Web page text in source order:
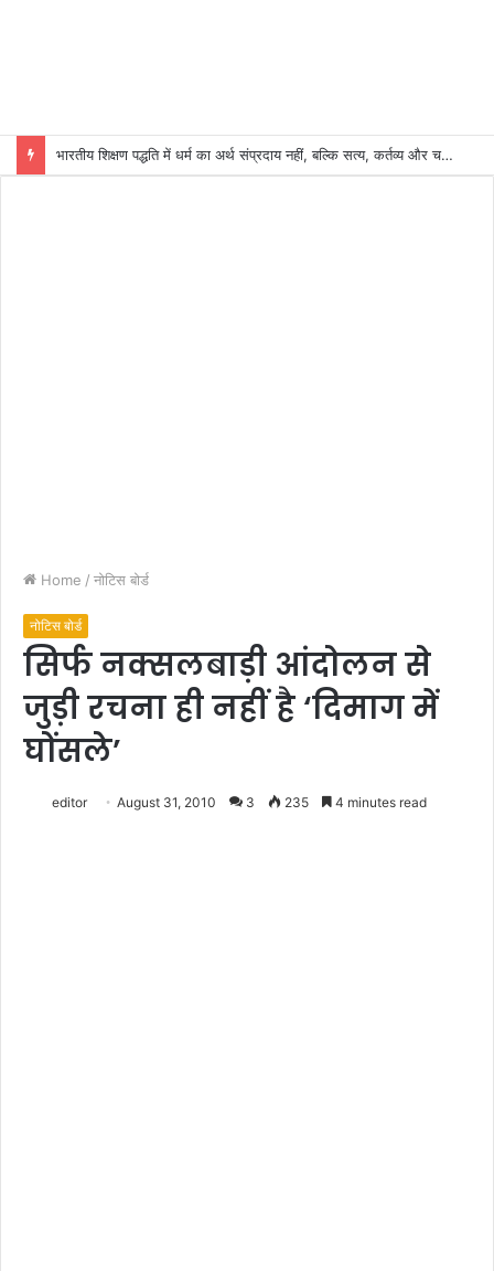
भारतीय शिक्षण पद्धति में धर्म का अर्थ संप्रदाय नहीं, बल्कि सत्य, कर्तव्य और चरित्र निर्माण है: विजय प्रकाश
Home / नोटिस बोर्ड
नोटिस बोर्ड
सिर्फ नक्सलबाड़ी आंदोलन से
जुड़ी रचना ही नहीं है ‘दिमाग में
घोंसले’
editor August 31, 2010 3 235 4 minutes read